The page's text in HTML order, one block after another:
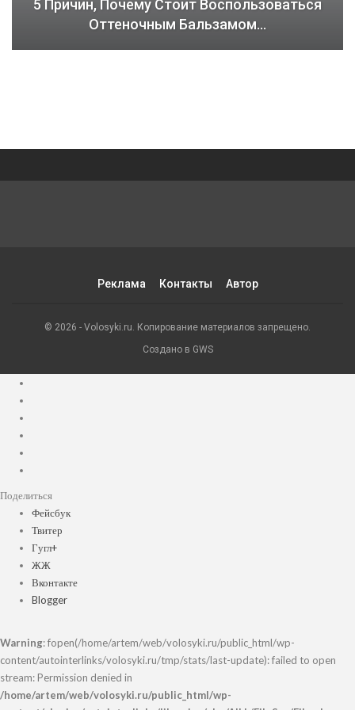
5 Причин, Почему Стоит Воспользоваться
Оттеночным Бальзамом…
Реклама Контакты Автор
© 2026 - Volosyki.ru. Копирование материалов запрещено.
Создано в GWS
Поделиться
Фейсбук
Твитер
Гугл+
ЖЖ
Вконтакте
Blogger
Warning: fopen(/home/artem/web/volosyki.ru/public_html/wp-
content/autointerlinks/volosyki.ru/tmp/stats/last-update): failed to open
stream: Permission denied in
/home/artem/web/volosyki.ru/public_html/wp-